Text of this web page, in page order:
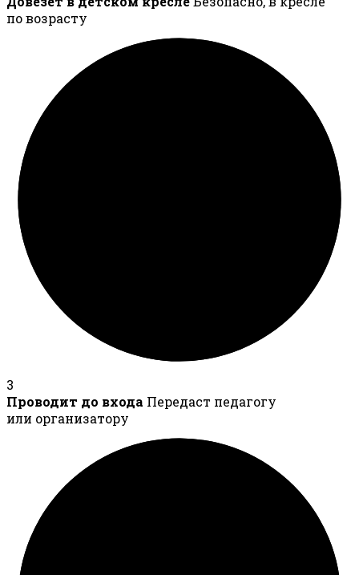
по возрасту
3
Проводит до входа Передаст педагогу
или организатору